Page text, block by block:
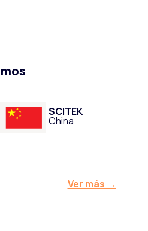
SCITEK
China
Ver más →